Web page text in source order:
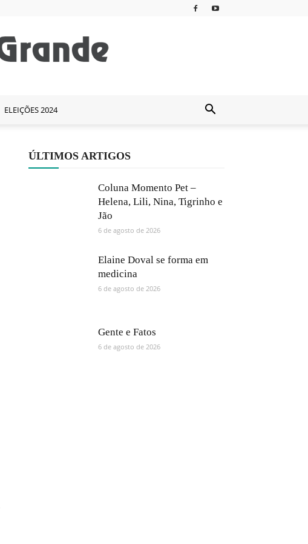
ELEIÇÕES 2024
ÚLTIMOS ARTIGOS
Coluna Momento Pet –
Helena, Lili, Nina, Tigrinho e
Jão
6 de agosto de 2026
Elaine Doval se forma em
medicina
6 de agosto de 2026
Gente e Fatos
6 de agosto de 2026